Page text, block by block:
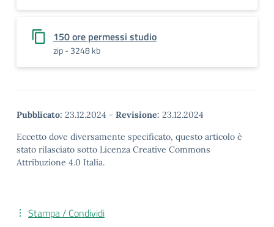
150 ore permessi studio
zip - 3248 kb
Pubblicato: 23.12.2024 - Revisione: 23.12.2024
Eccetto dove diversamente specificato, questo articolo è
stato rilasciato sotto Licenza Creative Commons
Attribuzione 4.0 Italia.
Stampa / Condividi